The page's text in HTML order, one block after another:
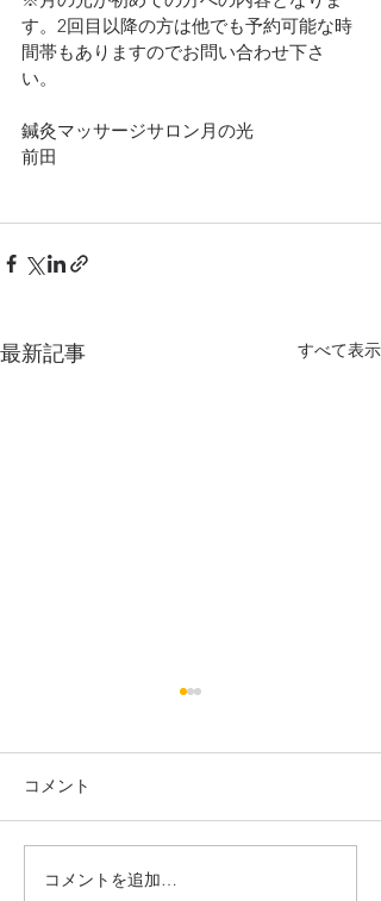
す。2回目以降の方は他でも予約可能な時
間帯もありますのでお問い合わせ下さ
い。
鍼灸マッサージサロン月の光
前田
最新記事 すべて表示
コメント
コメントを追加…